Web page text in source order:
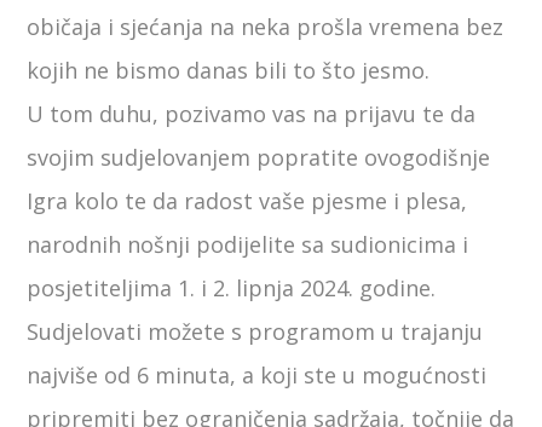
običaja i sjećanja na neka prošla vremena bez
kojih ne bismo danas bili to što jesmo.
U tom duhu, pozivamo vas na prijavu te da
svojim sudjelovanjem popratite ovogodišnje
Igra kolo te da radost vaše pjesme i plesa,
narodnih nošnji podijelite sa sudionicima i
posjetiteljima 1. i 2. lipnja 2024. godine.
Sudjelovati možete s programom u trajanju
najviše od 6 minuta, a koji ste u mogućnosti
pripremiti bez ograničenja sadržaja, točnije da